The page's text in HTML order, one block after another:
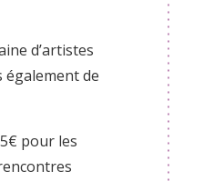
d’artistes
également de
pour les